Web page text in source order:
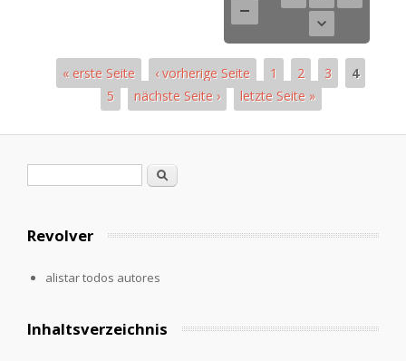
« erste Seite ‹ vorherige Seite 1 2 3
4
5
nächste Seite › letzte Seite »
Formulario de búsqueda
Buscar
Revolver
alistar todos autores
Inhaltsverzeichnis